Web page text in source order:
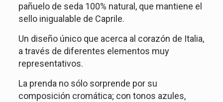
pañuelo de seda 100% natural, que mantiene el
sello inigualable de Caprile.
Un diseño único que acerca al corazón de Italia,
a través de diferentes elementos muy
representativos.
La prenda no sólo sorprende por su
composición cromática; con tonos azules,